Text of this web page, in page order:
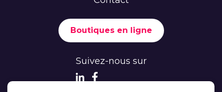
Boutiques en ligne
Suivez-nous sur